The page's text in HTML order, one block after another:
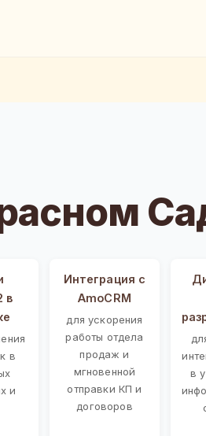
в
в
и
Интеграция с
AmoCRM
для ускорения
работы отдела
продаж и
мгновенной
отправки КП и
договоров
в